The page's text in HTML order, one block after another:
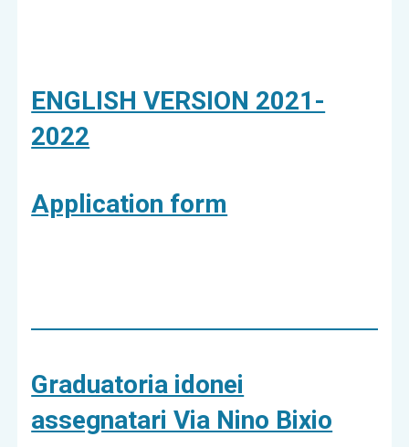
ENGLISH VERSION 2021-
2022
Application form
Graduatoria idonei
assegnatari Via Nino Bixio